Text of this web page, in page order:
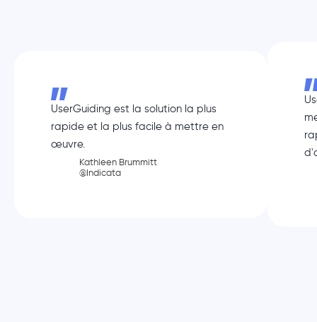
UserGuiding est la solution la plus
rapide et la plus facile à mettre en
œuvre.
Kathleen Brummitt
@Indicata